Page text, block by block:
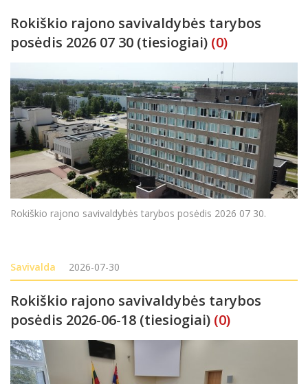
Rokiškio rajono savivaldybės tarybos
posėdis 2026 07 30 (tiesiogiai) (0)
Rokiškio rajono savivaldybės tarybos posėdis 2026 07 30.
Savivalda 2026-07-30
Rokiškio rajono savivaldybės tarybos
posėdis 2026-06-18 (tiesiogiai) (0)